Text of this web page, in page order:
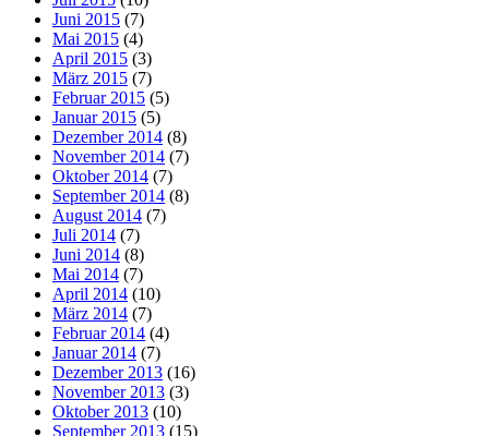
Juni 2015 (7)
Mai 2015 (4)
April 2015 (3)
März 2015 (7)
Februar 2015 (5)
Januar 2015 (5)
Dezember 2014 (8)
November 2014 (7)
Oktober 2014 (7)
September 2014 (8)
August 2014 (7)
Juli 2014 (7)
Juni 2014 (8)
Mai 2014 (7)
April 2014 (10)
März 2014 (7)
Februar 2014 (4)
Januar 2014 (7)
Dezember 2013 (16)
November 2013 (3)
Oktober 2013 (10)
September 2013 (15)